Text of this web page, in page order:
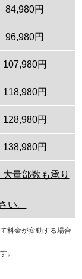
84,980円
96,980円
107,980円
118,980円
128,980円
138,980円
量部数も承り
い。
料金が変動する場合
。